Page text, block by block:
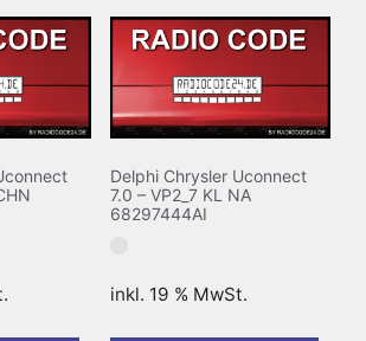
Delphi Chrysler Uconnect
7.0 – VP2_7 KL NA
68297444AI
inkl. 19 % MwSt.